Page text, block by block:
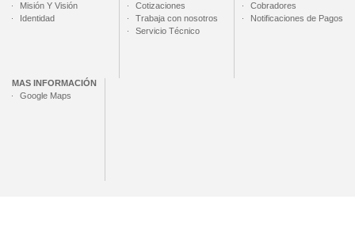
Misión Y Visión
Identidad
Cotizaciones
Trabaja con nosotros
Servicio Técnico
Cobradores
Notificaciones de Pagos
MAS INFORMACIÓN
Google Maps